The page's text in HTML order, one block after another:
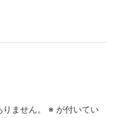
ません。 ※ が付いてい